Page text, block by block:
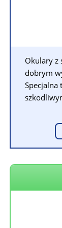
Okulary z
dobrym
Specjalna